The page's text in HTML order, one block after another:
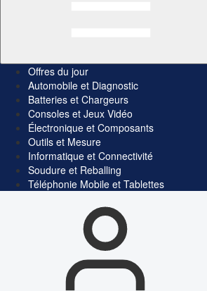
Offres du jour
Automobile et Diagnostic
Batteries et Chargeurs
Consoles et Jeux Vidéo
Électronique et Composants
Outils et Mesure
Informatique et Connectivité
Soudure et Reballing
Téléphonie Mobile et Tablettes